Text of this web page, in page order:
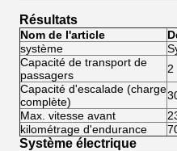
Résultats
Nom de l'article
système
Capacité de transport de
passagers
2
Capacité d'escalade (charge
complète)
Max. vitesse avant
kilométrage d'endurance
Système électrique